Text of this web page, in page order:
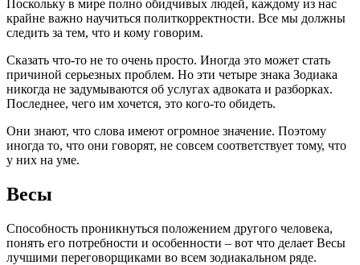
Поскольку в мире полно обидчивых людей, каждому из нас
крайне важно научиться политкорректности. Все мы должны
следить за тем, что и кому говорим.
Сказать что-то не то очень просто. Иногда это может стать
причиной серьезных проблем. Но эти четыре знака Зодиака
никогда не задумываются об услугах адвоката и разборках.
Последнее, чего им хочется, это кого-то обидеть.
Они знают, что слова имеют огромное значение. Поэтому
иногда то, что они говорят, не совсем соответствует тому, что
у них на уме.
Весы
Способность проникнуться положением другого человека,
понять его потребности и особенности – вот что делает Весы
лучшими переговорщиками во всем зодиакальном ряде.